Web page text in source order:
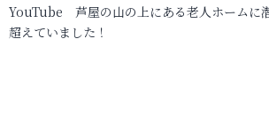
YouTube 芦屋の山の上にある老人ホームに
超えていました！